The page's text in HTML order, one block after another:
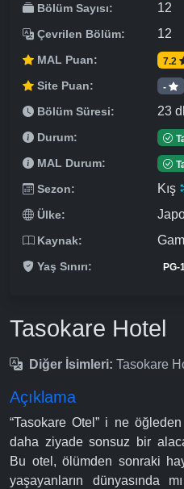
Bölüm Sayısı: 12
Çevrilen Bölüm: 12
MAL Puan: 7.2
Site Puan: -
Bölüm Süresi: 23
Durum:
MAL Durum:
Sezon: Kış
Ülke:
Kaynak:
Yaş Sınırı: PG-
Tasokare Hotel
Diğer İsimleri: Tasokare
Açıklama
“Tasokare Otel” i ne
daha ziyade sonsuz bir
Bu otel, ölümden sonraki
yaşayanların dünyasında